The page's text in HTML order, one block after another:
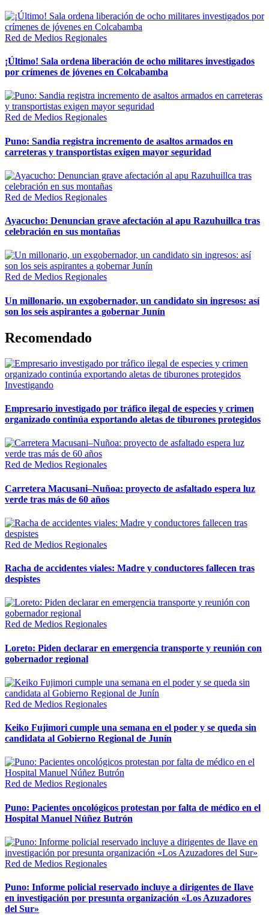
Red de Medios Regionales
¡Último! Sala ordena liberación de ocho militares investigados
por crímenes de jóvenes en Colcabamba
Red de Medios Regionales
Puno: Sandia registra incremento de asaltos armados en
carreteras y transportistas exigen mayor seguridad
Red de Medios Regionales
Ayacucho: Denuncian grave afectación al apu Razuhuillca tras
celebración en sus montañas
Red de Medios Regionales
Un millonario, un exgobernador, un candidato sin ingresos: así
son los seis aspirantes a gobernar Junín
Recomendado
Investigando
Empresario investigado por tráfico ilegal de especies y crimen
organizado continúa exportando aletas de tiburones protegidos
Red de Medios Regionales
Carretera Macusani–Nuñoa: proyecto de asfaltado espera luz
verde tras más de 60 años
Red de Medios Regionales
Racha de accidentes viales: Madre y conductores fallecen tras
despistes
Red de Medios Regionales
Loreto: Piden declarar en emergencia transporte y reunión con
gobernador regional
Red de Medios Regionales
Keiko Fujimori cumple una semana en el poder y se queda sin
candidata al Gobierno Regional de Junín
Red de Medios Regionales
Puno: Pacientes oncológicos protestan por falta de médico en el
Hospital Manuel Núñez Butrón
Red de Medios Regionales
Puno: Informe policial reservado incluye a dirigentes de Ilave
en investigación por presunta organización «Los Azuzadores
del Sur»